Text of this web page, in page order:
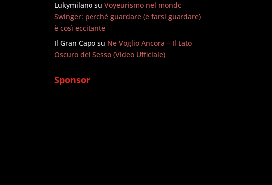
Lukymilano suVoyeurismo nel mondo
Swinger: perché guardare (e farsi guardare)
è così eccitante
Il Gran Capo su Ne Voglio Ancora – Il Lato
Oscuro del Sesso (Video Ufficiale)
Sponsor